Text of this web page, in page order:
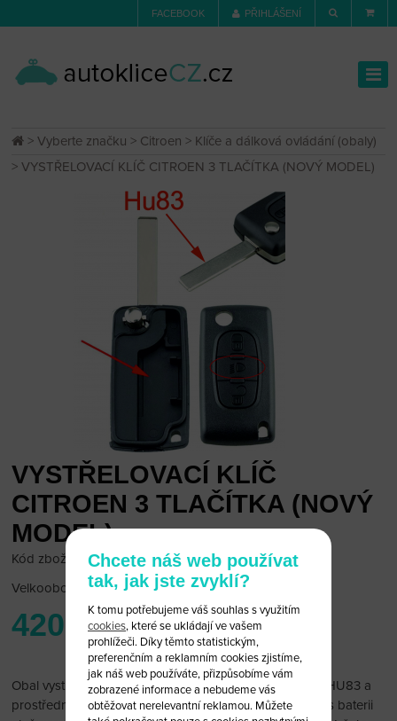
FACEBOOK PŘIHLÁŠENÍ
>Vyberte značku > Citroen > Klíče a dálková ovládání (obaly)
> VYSTŘELOVACÍ KLÍČ CITROEN 3 TLAČÍTKA (NOVÝ MODEL)
VYSTŘELOVACÍ KLÍČ
CITROEN 3 TLAČÍTKA (NOVÝ
MODEL)
Kód zboží: Citroen 7S1
Velkoobchodní cena:po přihlášení
420 Kč
Obal vystřelovacího klíče Citroen 3 tlačítka s planžetou HU83 a
prostředním tlačítkem s logem Světla. Na nové modely s baterii
Chcete náš web používat
tak, jak jste zvyklí?
K tomu potřebujeme váš souhlas s využitím
cookies, které se ukládají ve vašem
prohlížeči. Díky těmto statistickým,
preferenčním a reklamním cookies zjistíme,
jak náš web používáte, přizpůsobíme vám
zobrazené informace a nebudeme vás
obtěžovat nerelevantní reklamou. Můžete